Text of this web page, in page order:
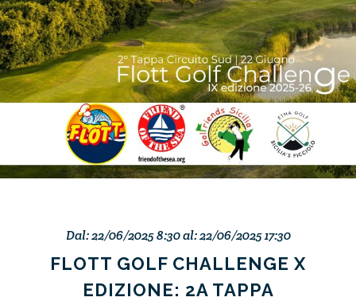
Dal: 22/06/2025 8:30 al: 22/06/2025 17:30
FLOTT GOLF CHALLENGE X
EDIZIONE: 2A TAPPA